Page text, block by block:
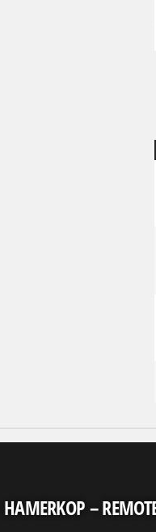
HAMERKOP –